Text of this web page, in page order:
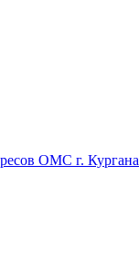
ОМС г. Кургана